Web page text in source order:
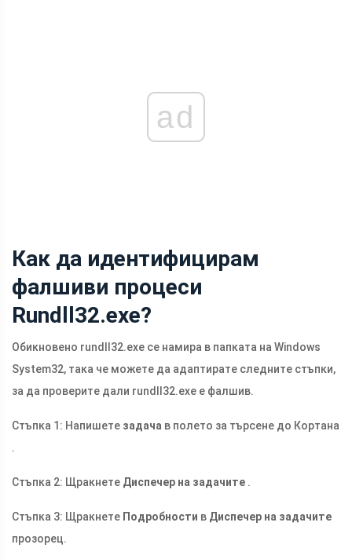
ad
Как да идентифицирам
фалшиви процеси
Rundll32.exe?
Обикновено rundll32.exe се намира в папката на Windows
System32, така че можете да адаптирате следните стъпки,
за да проверите дали rundll32.exe е фалшив.
Стъпка 1: Напишете задача в полето за търсене до Кортана
.
Стъпка 2: Щракнете Диспечер на задачите .
Стъпка 3: Щракнете Подробности в Диспечер на задачите
прозорец.